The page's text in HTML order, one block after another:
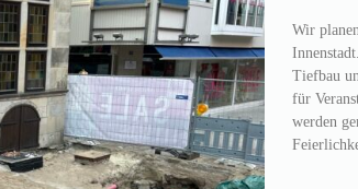
Wir
Tiefbau
für
werden